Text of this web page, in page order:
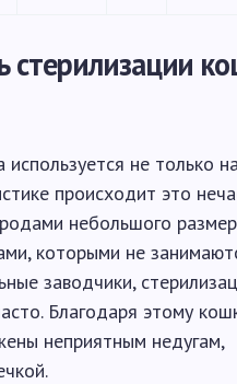
стерилизации
не только
происходит это
небольшого
которыми не
заводчики,
Благодаря этому
неприятным недугам,